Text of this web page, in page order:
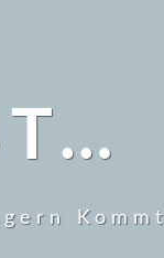
Kommt